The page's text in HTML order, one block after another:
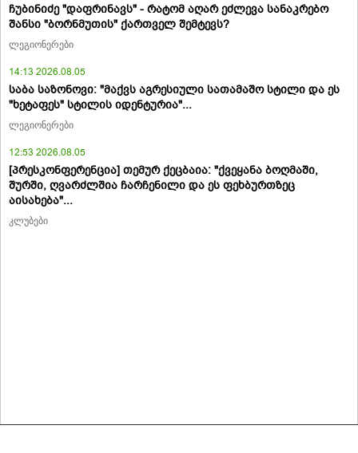
ჩუბინიძე "დაფრინავს" - რატომ აღარ ეძლევა სანაკრებო
შანსი "ბორნმუთის" ქართველ შემტევს?
ლეგიონერები
14:13 2026.08.05
საბა საზონოვი: "მაქვს აგრესიული სათამაშო სტილი და ეს
"ხეტაფეს" სტილის იდენტურია"...
ლეგიონერები
12:53 2026.08.05
[პრესკონფერენცია] თემურ ქეცბაია: "ქვეყანა ბოღმაში,
შურში, ღვარძლშია ჩარჩენილი და ეს ფეხბურთზეც
აისახება"...
კლუბები